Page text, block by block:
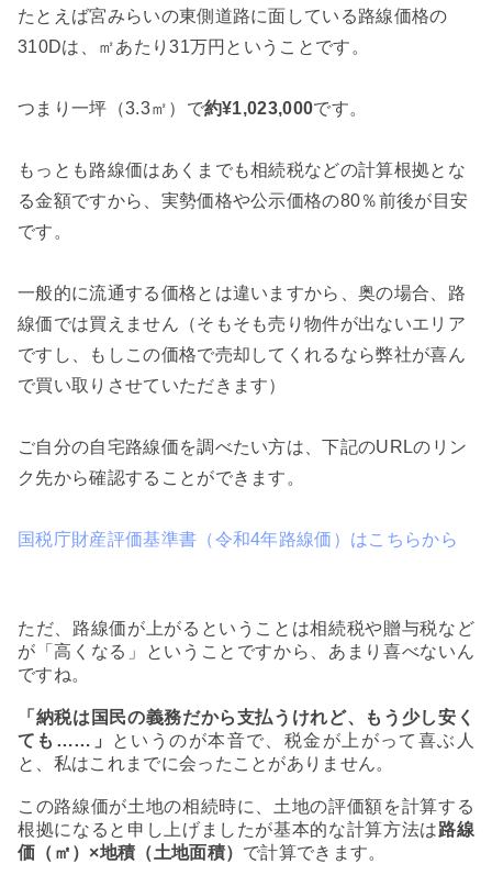
たとえば宮みらいの東側道路に面している路線価格の
310Dは、㎡あたり31万円ということです。
つまり一坪（3.3㎡）で約¥1,023,000です。
もっとも路線価はあくまでも相続税などの計算根拠とな
る金額ですから、実勢価格や公示価格の80％前後が目安
です。
一般的に流通する価格とは違いますから、奥の場合、路
線価では買えません（そもそも売り物件が出ないエリア
ですし、もしこの価格で売却してくれるなら弊社が喜ん
で買い取りさせていただきます）
ご自分の自宅路線価を調べたい方は、下記のURLのリン
ク先から確認することができます。
国税庁財産評価基準書（令和4年路線価）はこちらから
ただ、路線価が上がるということは相続税や贈与税など
が「高くなる」ということですから、あまり喜べないん
ですね。
「納税は国民の義務だから支払うけれど、もう少し安く
ても……」
というのが本音で、税金が上がって喜ぶ人
と、私はこれまでに会ったことがありません。
この路線価が土地の相続時に、土地の評価額を計算する
根拠になると申し上げましたが基本的な計算方法は路線
価（㎡）×地積（土地面積） で計算できます。